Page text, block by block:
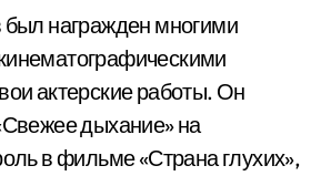
был награжден многими
актерские работы. Он
дыхание» на
в фильме «Страна глухих»,